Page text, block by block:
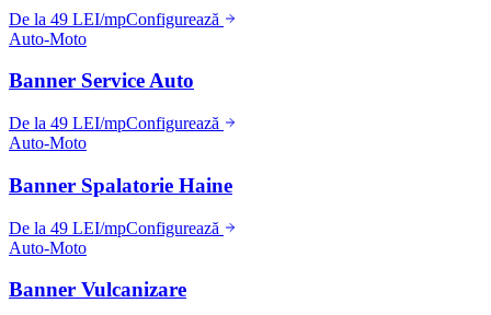
De la 49 LEI/mpConfigurează
Auto-Moto
Banner Service Auto
De la 49 LEI/mpConfigurează
Auto-Moto
Banner Spalatorie Haine
De la 49 LEI/mpConfigurează
Auto-Moto
Banner Vulcanizare